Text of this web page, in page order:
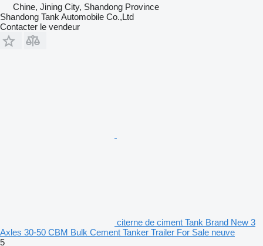
Chine, Jining City, Shandong Province
Shandong Tank Automobile Co.,Ltd
Contacter le vendeur
citerne de ciment Tank Brand New 3
Axles 30-50 CBM Bulk Cement Tanker Trailer For Sale neuve
5